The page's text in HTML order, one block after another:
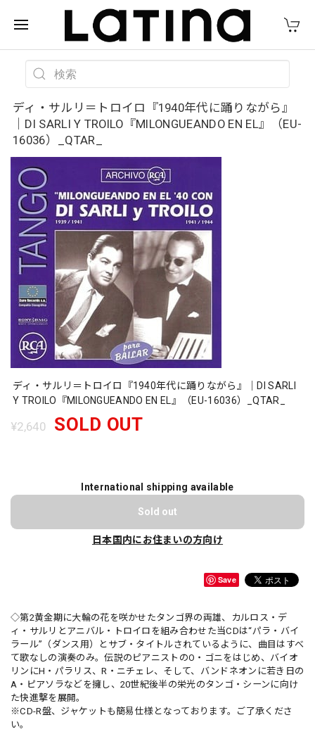
ディ・サルリ＝トロイロ『1940年代に踊りながら』
｜DI SARLI Y TROILO『MILONGUEANDO EN EL』（EU-
16036）_QTAR_
ディ・サルリ＝トロイロ『1940年代に踊りながら』｜DI SARLI
Y TROILO『MILONGUEANDO EN EL』（EU-16036）_QTAR_
¥2,640 SOLD OUT
International shipping available
Sold out
日本国内にお住まいの方向け
Save
◇第2黄金期に大輪の花を咲かせたタンゴ界の両雄、カルロス・デ
ィ・サルリとアニバル・トロイロを組み合わせた当CDは“パラ・バイ
ラール”（ダンス用）とサブ・タイトルされているように、曲目はすべ
て歌なしの演奏のみ。伝説のピアニストのO・ゴニをはじめ、バイオ
リンにH・パラリス、R・ニチェレ、そして、バンドネオンに若き日の
A・ピアソラなどを擁し、20世紀後半の栄光のタンゴ・シーンに向け
た快進撃を展開。
※CD-R盤、ジャケットも簡易仕様となっております。ご了承くださ
い。